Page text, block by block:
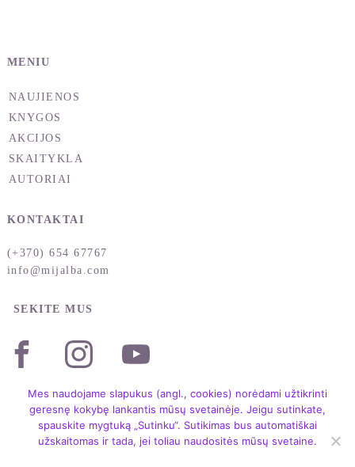
MENIU
NAUJIENOS
KNYGOS
AKCIJOS
SKAITYKLA
AUTORIAI
KONTAKTAI
(+370) 654 67767
info@mijalba.com
SEKITE MUS
Mes naudojame slapukus (angl., cookies) norėdami užtikrinti
geresnę kokybę lankantis mūsų svetainėje. Jeigu sutinkate,
spauskite mygtuką „Sutinku“. Sutikimas bus automatiškai
užskaitomas ir tada, jei toliau naudositės mūsų svetaine.